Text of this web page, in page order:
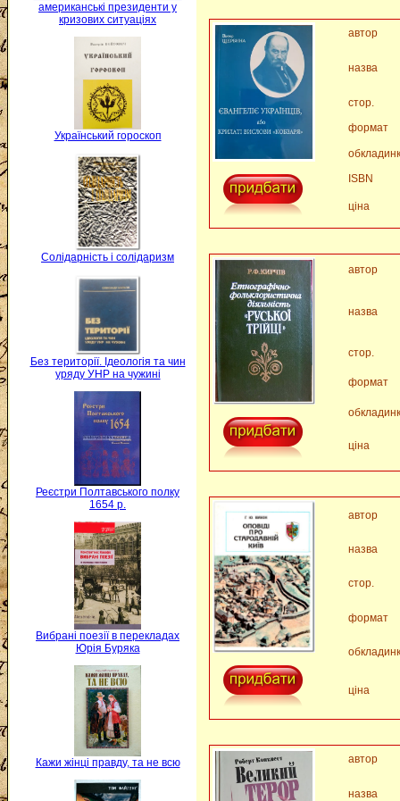
американські президенти у
кризових ситуаціях
Український гороскоп
Солідарність і солідаризм
Без території. Ідеологія та чин
уряду УНР на чужині
Реєстри Полтавського полку
1654 р.
Вибрані поезії в перекладах
Юрія Буряка
Кажи жінці правду, та не всю
автор
назва
стор.
формат
ISBN
ціна
автор
назва
стор.
формат
ціна
автор
назва
стор.
формат
ціна
автор
назва